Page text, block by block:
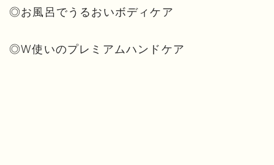
◎お風呂でうるおいボディケア
◎W使いのプレミアムハンドケア